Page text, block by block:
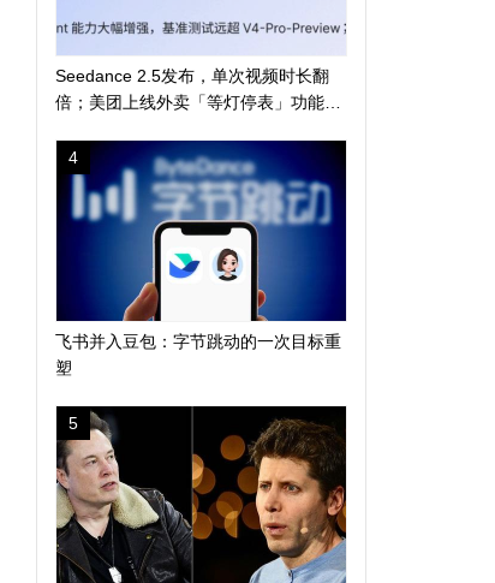
Seedance 2.5发布，单次视频时长翻
倍；美团上线外卖「等灯停表」功能；
4
飞书并入豆包：字节跳动的一次目标重
塑
5